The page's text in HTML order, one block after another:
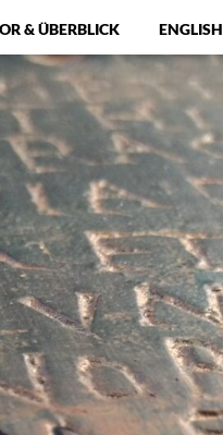
& ÜBERBLICK ENGLISH